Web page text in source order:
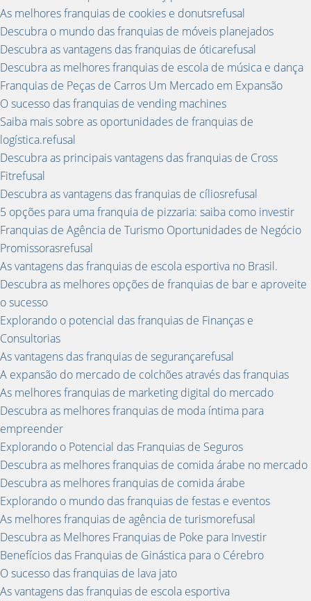
As melhores franquias de cookies e donutsrefusal
Descubra o mundo das franquias de móveis planejados
Descubra as vantagens das franquias de óticarefusal
Descubra as melhores franquias de escola de música e dança
Franquias de Peças de Carros Um Mercado em Expansão
O sucesso das franquias de vending machines
Saiba mais sobre as oportunidades de franquias de
logística.refusal
Descubra as principais vantagens das franquias de Cross
Fitrefusal
Descubra as vantagens das franquias de cíliosrefusal
5 opções para uma franquia de pizzaria: saiba como investir
Franquias de Agência de Turismo Oportunidades de Negócio
Promissorasrefusal
As vantagens das franquias de escola esportiva no Brasil.
Descubra as melhores opções de franquias de bar e aproveite
o sucesso
Explorando o potencial das franquias de Finanças e
Consultorias
As vantagens das franquias de segurançarefusal
A expansão do mercado de colchões através das franquias
As melhores franquias de marketing digital do mercado
Descubra as melhores franquias de moda íntima para
empreender
Explorando o Potencial das Franquias de Seguros
Descubra as melhores franquias de comida árabe no mercado
Descubra as melhores franquias de comida árabe
Explorando o mundo das franquias de festas e eventos
As melhores franquias de agência de turismorefusal
Descubra as Melhores Franquias de Poke para Investir
Benefícios das Franquias de Ginástica para o Cérebro
O sucesso das franquias de lava jato
As vantagens das franquias de escola esportiva